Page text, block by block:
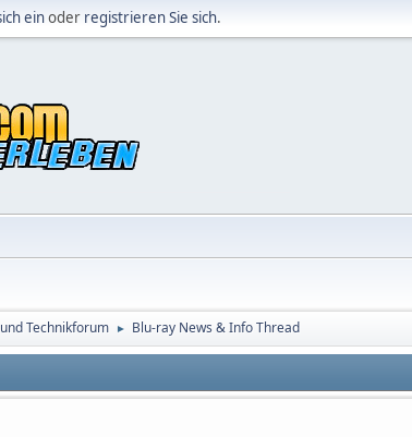
einoder registrieren Sie sich.
Technikforum ► Blu-ray News & Info Thread